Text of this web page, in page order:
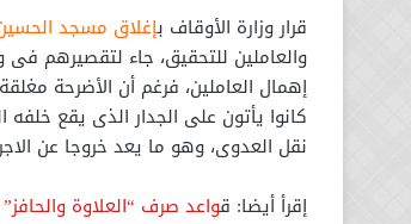
قرار وزارة الأوقاف بإغلاق مسجد
والعاملين للتحقيق، جاء لتقصيرهم
إهمال العاملين، فرغم أن الأضرحة
كانوا يأتون على الجدار الذى يقع
نقل العدوى، وهو ما يعد خروجا عن
إقرأ أيضا: قواعد صرف “العلاوة